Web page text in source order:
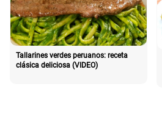
Tallarines verdes peruanos: receta
clásica deliciosa (VIDEO)